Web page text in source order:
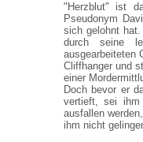
"Herzblut" ist
Pseudonym
sich gelohnt
durch seine
ausgearbeiteten
Cliffhanger und
einer
Doch bevor er
vertieft, sei
ausfallen
ihm nicht